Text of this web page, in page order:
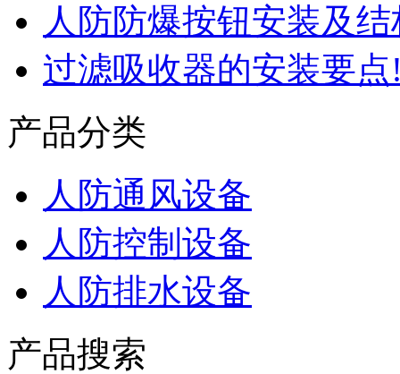
人防防爆按钮安装及
过滤吸收器的安装要点
产品分类
人防通风设备
人防控制设备
人防排水设备
产品搜索